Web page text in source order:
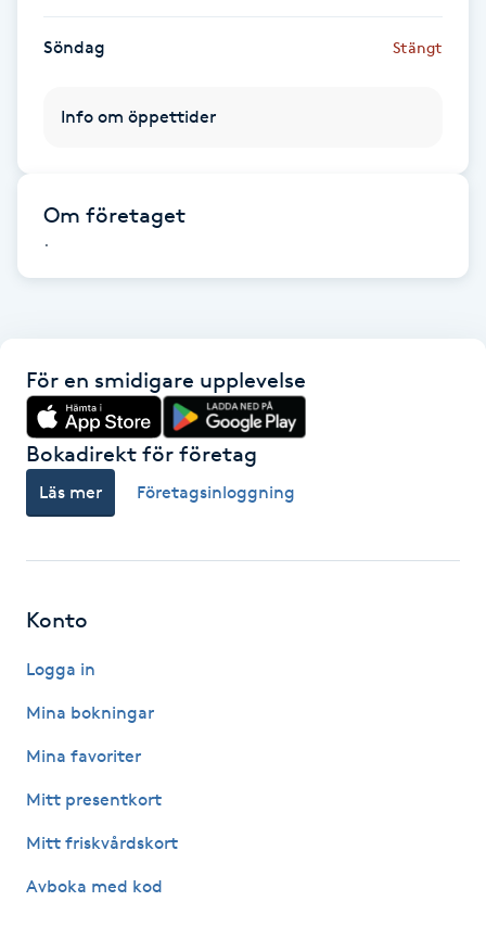
Hyaluronsyra
Hårborttagning
Hårbottenbehandling
Hårvård
Hälsa
Hälsprickor
IPL hårborttagning
Söndag Stängt
Info om öppettider
Om företaget
.
För en smidigare upplevelse
Bokadirekt för företag
Läs mer Företagsinloggning
Konto
Logga in
Mina bokningar
Mina favoriter
Mitt presentkort
Mitt friskvårdskort
Avboka med kod